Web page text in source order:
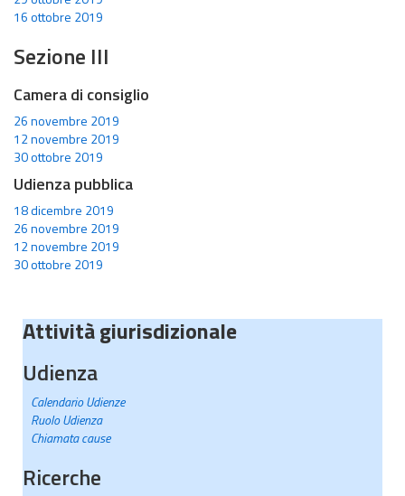
16 ottobre 2019
Sezione III
Camera di consiglio
26 novembre 2019
12 novembre 2019
30 ottobre 2019
Udienza pubblica
18 dicembre 2019
26 novembre 2019
12 novembre 2019
30 ottobre 2019
Attività giurisdizionale
Udienza
Calendario Udienze
Ruolo Udienza
Chiamata cause
Ricerche